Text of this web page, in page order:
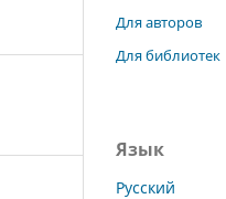
Для авторов
Для библиотек
Язык
Русский